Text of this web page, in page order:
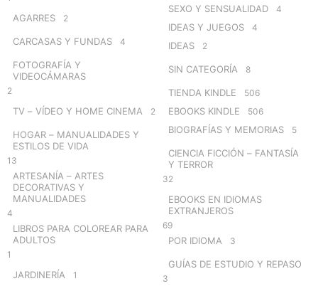
AGARRES 2
CARCASAS Y FUNDAS 4
FOTOGRAFÍA Y
VIDEOCÁMARAS
2
TV – VÍDEO Y HOME CINEMA 2
HOGAR – MANUALIDADES Y
ESTILOS DE VIDA
13
ARTESANÍA – ARTES
DECORATIVAS Y
MANUALIDADES
4
LIBROS PARA COLOREAR PARA
ADULTOS
1
JARDINERÍA 1
SEXO Y SENSUALIDAD 4
IDEAS Y JUEGOS 4
IDEAS 2
SIN CATEGORÍA 8
TIENDA KINDLE 506
EBOOKS KINDLE 506
BIOGRAFÍAS Y MEMORIAS 5
CIENCIA FICCIÓN – FANTASÍA
Y TERROR
32
EBOOKS EN IDIOMAS
EXTRANJEROS
69
POR IDIOMA 3
GUÍAS DE ESTUDIO Y REPASO
3